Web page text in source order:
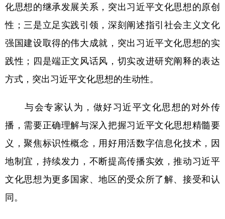
四川 贵州 云南 西藏
陕西 甘肃 青海 宁夏
新疆 内蒙古 黑龙江
English Español Français عربى
Русский язык 日本語 한국어
Deutsch Português
化思想的继承发展关系，突出习近平文化思想的原创
性；三是立足实践引领，深刻阐述指引社会主义文化
强国建设取得的伟大成就，突出习近平文化思想的实
践性；四是端正文风话风，切实改进研究阐释的表达
方式，突出习近平文化思想的生动性。
与会专家认为，做好习近平文化思想的对外传
播，需要正确理解与深入把握习近平文化思想精髓要
义，聚焦标识性概念，用好用活数字信息化技术，因
地制宜，持续发力，不断提高传播实效，推动习近平
文化思想为更多国家、地区的受众所了解、接受和认
同。